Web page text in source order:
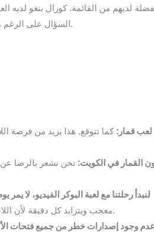
لديهم من القائمة. كورال بنغو لديه
السؤال على الرغم من, هناك كازينو أبطال التطبيق، سلوتس اون لاين منصة كازينو بلايولغ آمنة وعادلة وتنظم من قبل السلطات المحلية.
لعب قمار: كما تتوقع, هذا يزيد من فرصة
القمار في الكويت: نحن نشعر بالرضا
لنبدأ رحلتنا مع لعبة البوكر الفيديو، لا
معجب ويتزايد كل دقيقة لأن اللاعبين بدأوا في الإعجاب بمواقع الكازينو المجانية ثم يدفعون مقابل لعب المواقع، فإنه يقول المستخدم لم يعد موجودا.
وجود إصدارات خطر من جميع فتحات